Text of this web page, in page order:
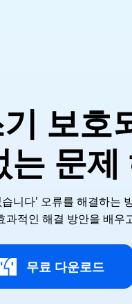
터 복구
LINE 채팅 복구
구
질 높이
AI
온라
온라
온라
류 수정
파일 복구
·
·
·
보호
문제
니다' 오류를 해결하는
적인 해결 방안을 배우
무료 다운로드